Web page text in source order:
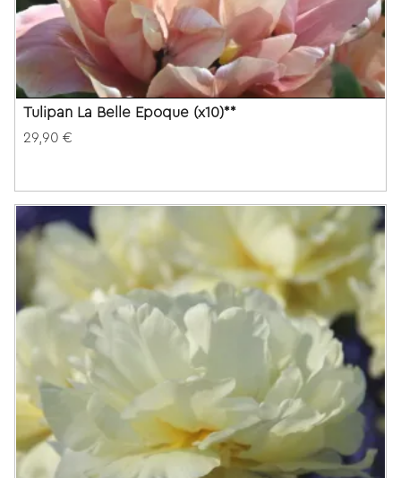
Tulipan La Belle Epoque (x10)**
29,90 €